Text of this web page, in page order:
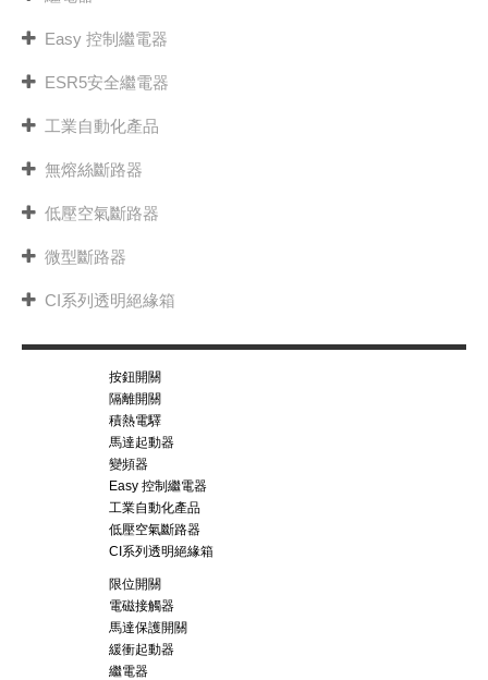
Easy 控制繼電器
ESR5安全繼電器
工業自動化產品
無熔絲斷路器
低壓空氣斷路器
微型斷路器
CI系列透明絕緣箱
按鈕開關
隔離開關
積熱電驛
馬達起動器
變頻器
Easy 控制繼電器
工業自動化產品
低壓空氣斷路器
CI系列透明絕緣箱
限位開關
電磁接觸器
馬達保護開關
緩衝起動器
繼電器